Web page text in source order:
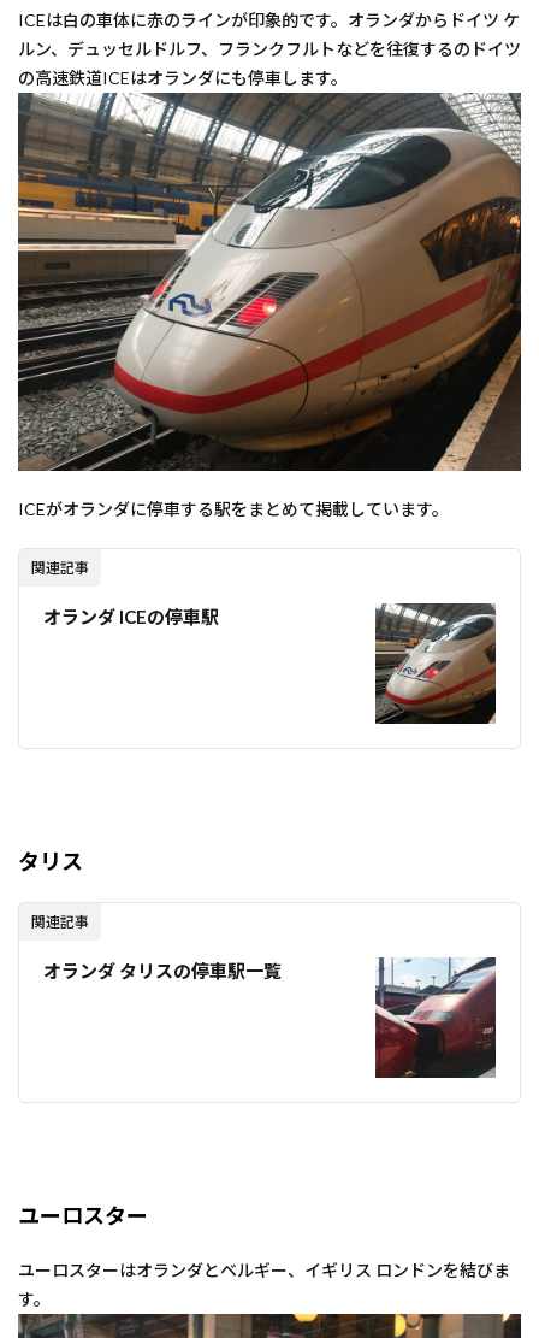
ICEは白の車体に赤のラインが印象的です。オランダからドイツ ケ
ルン、デュッセルドルフ、フランクフルトなどを往復するのドイツ
の高速鉄道ICEはオランダにも停車します。
ICEがオランダに停車する駅をまとめて掲載しています。
関連記事
オランダ ICEの停車駅
タリス
関連記事
オランダ タリスの停車駅一覧
ユーロスター
ユーロスターはオランダとベルギー、イギリス ロンドンを結びま
す。